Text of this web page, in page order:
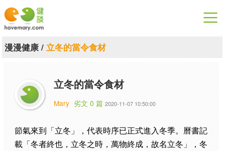
漫漫健康
關於健談
聯絡我們
下載專區
漫漫健康/ 立冬的當令食材
立冬的當令食材
Mary 劣文 0 篇 2020-11-07 10:50:00
節氣來到「立冬」，代表時序已正式進入冬季。曆書記
載「冬者終也，立冬之時，萬物終成，故名立冬」，冬